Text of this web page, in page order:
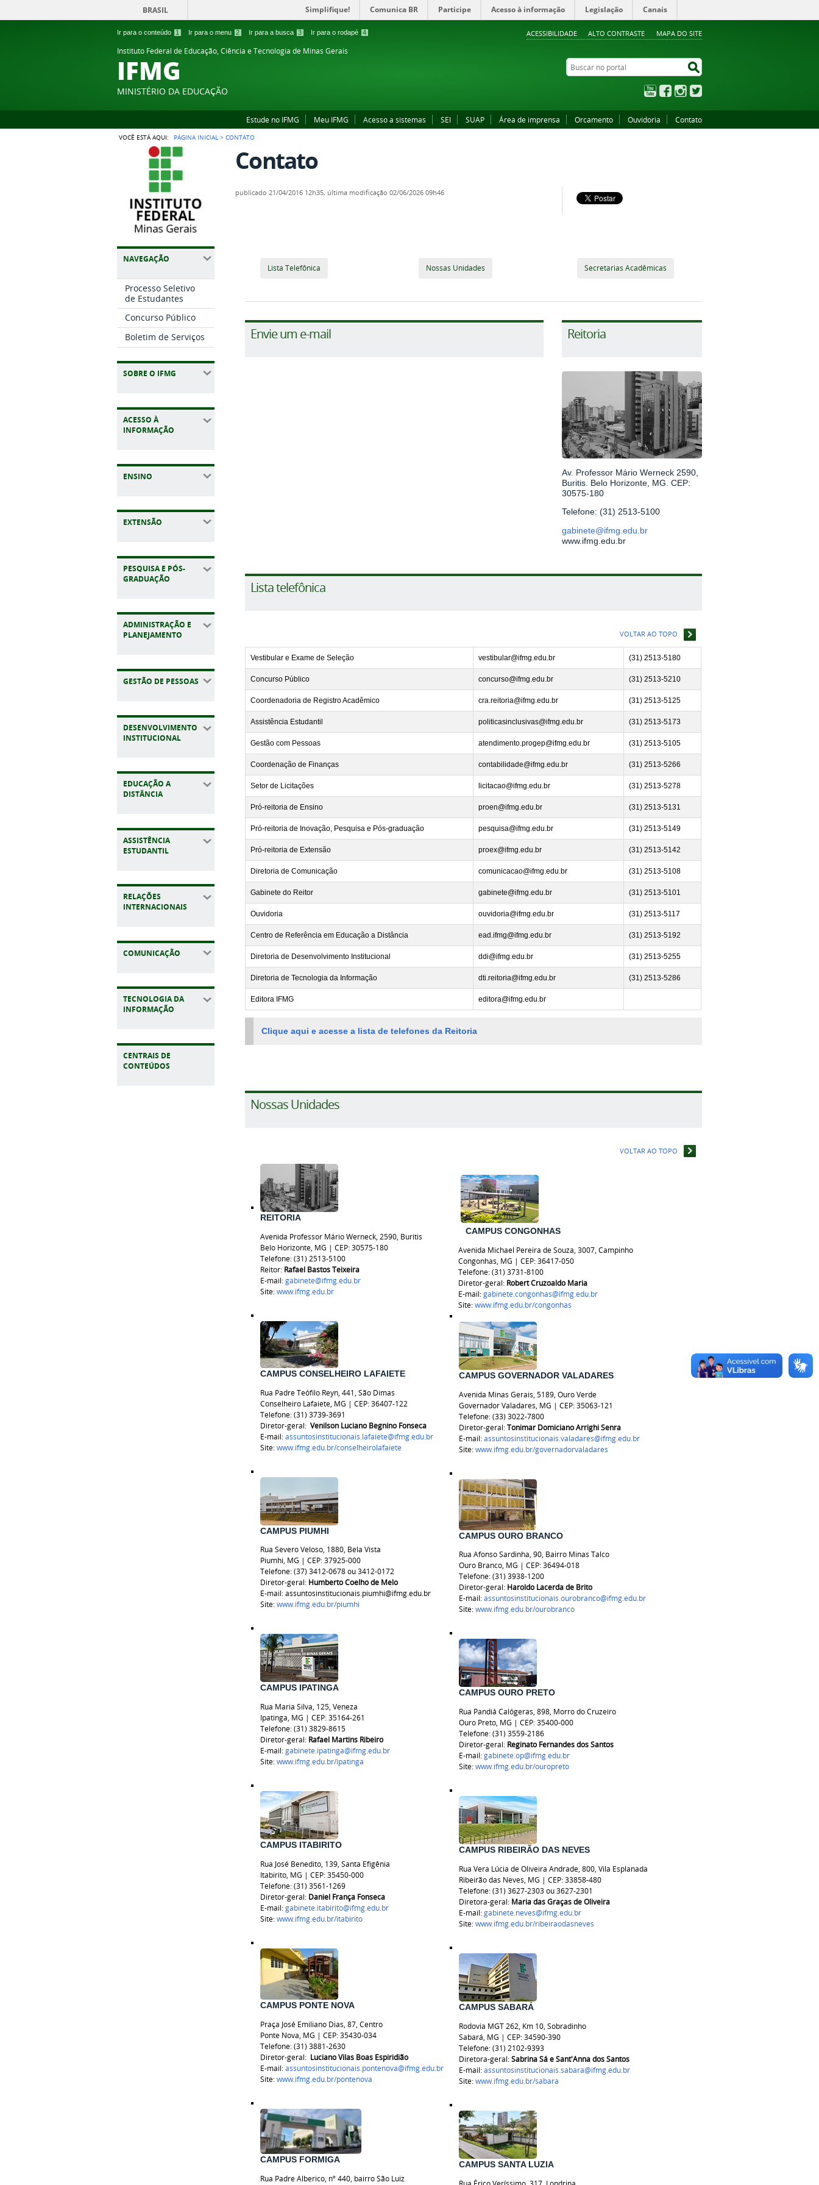
Ir para o conteúdo 1 Ir para o menu 2 Ir para a busca 3 Ir para o rodapé 4 ACESSIBILIDADE ALTO CONTRASTE MAPA DO SITE
BRASIL Simplifique! Comunica BR Participe Acesso à informação Legislação Canais
Instituto Federal de Educação, Ciência e Tecnologia de Minas Gerais
IFMG
MINISTÉRIO DA EDUCAÇÃO
Buscar no portal
YouTubeFacebookInstagram
Estude no IFMG Meu IFMG Acesso a sistemas SEI SUAP Área de imprensa Orcamento Ouvidoria Contato
VOCÊ ESTÁ AQUI: PÁGINA INICIAL >CONTATO
NAVEGAÇÃO
Processo Seletivo
de Estudantes
Concurso Público
Boletim de Serviços
SOBRE O IFMG
ACESSO À
INFORMAÇÃO
ENSINO
EXTENSÃO
PESQUISA E PÓS-
GRADUAÇÃO
ADMINISTRAÇÃO E
PLANEJAMENTO
GESTÃO DE PESSOAS
DESENVOLVIMENTO
INSTITUCIONAL
EDUCAÇÃO A
DISTÂNCIA
ASSISTÊNCIA
ESTUDANTIL
RELAÇÕES
INTERNACIONAIS
COMUNICAÇÃO
TECNOLOGIA DA
INFORMAÇÃO
CENTRAIS DE
CONTEÚDOS
Contato
publicado 21/04/2016 12h35, última modificação 02/06/2026 09h46
Lista Telefônica Nossas Unidades Secretarias Acadêmicas
Envie um e-mail Reitoria
Av. Professor Mário Werneck 2590,
Buritis. Belo Horizonte, MG. CEP:
30575-180
Telefone: (31) 2513-5100
gabinete@ifmg.edu.br
www.ifmg.edu.br
Lista telefônica
VOLTAR AO TOPO
Vestibular e Exame de Seleção vestibular@ifmg.edu.br (31) 2513-5180
Concurso Público concurso@ifmg.edu.br (31) 2513-5210
Coordenadoria de Registro Acadêmico cra.reitoria@ifmg.edu.br (31) 2513-5125
Assistência Estudantil politicasinclusivas@ifmg.edu.br (31) 2513-5173
Gestão com Pessoas atendimento.progep@ifmg.edu.br (31) 2513-5105
Coordenação de Finanças contabilidade@ifmg.edu.br (31) 2513-5266
Setor de Licitações licitacao@ifmg.edu.br (31) 2513-5278
Pró-reitoria de Ensino proen@ifmg.edu.br (31) 2513-5131
Pró-reitoria de Inovação, Pesquisa e Pós-graduação pesquisa@ifmg.edu.br (31) 2513-5149
Pró-reitoria de Extensão proex@ifmg.edu.br (31) 2513-5142
Diretoria de Comunicação comunicacao@ifmg.edu.br (31) 2513-5108
Gabinete do Reitor gabinete@ifmg.edu.br (31) 2513-5101
Ouvidoria ouvidoria@ifmg.edu.br (31) 2513-5117
Centro de Referência em Educação a Distância ead.ifmg@ifmg.edu.br (31) 2513-5192
Diretoria de Desenvolvimento Institucional ddi@ifmg.edu.br (31) 2513-5255
Diretoria de Tecnologia da Informação dti.reitoria@ifmg.edu.br (31) 2513-5286
Editora IFMG editora@ifmg.edu.br
Clique aqui e acesse a lista de telefones da Reitoria
Nossas Unidades
VOLTAR AO TOPO
REITORIA
Avenida Professor Mário Werneck, 2590, Buritis
Belo Horizonte, MG | CEP: 30575-180
Telefone: (31) 2513-5100
Reitor: Rafael BastosTeixeira
E-mail:gabinete@ifmg.edu.br
Site:www.ifmg.edu.br
CAMPUS CONSELHEIRO LAFAIETE
Rua Padre Teófilo Reyn, 441, São Dimas
Conselheiro Lafaiete, MG | CEP: 36407-122
Telefone:(31) 3739-3691
Diretor-geral: Venilson Luciano Begnino Fonseca
E-mail:assuntosinstitucionais.lafaiete@ifmg.edu.br
Site:www.ifmg.edu.br/conselheirolafaiete
CAMPUS PIUMHI
Rua Severo Veloso, 1880, Bela Vista
Piumhi, MG | CEP: 37925-000
Telefone: (37) 3412-0678 ou 3412-0172
Diretor-geral: Humberto Coelho de Melo
E-mail: assuntosinstitucionais.piumhi@ifmg.edu.br
Site:www.ifmg.edu.br/piumhi
CAMPUS IPATINGA
Rua Maria Silva, 125, Veneza
Ipatinga, MG | CEP: 35164-261
Telefone: (31) 3829-8615
Diretor-geral: Rafael Martins Ribeiro
E-mail:gabinete.ipatinga@ifmg.edu.br
Site:www.ifmg.edu.br/ipatinga
CAMPUS ITABIRITO
Rua José Benedito, 139, Santa Efigênia
Itabirito, MG | CEP: 35450-000
Telefone: (31) 3561-1269
Diretor-geral: Daniel França Fonseca
E-mail:gabinete.itabirito@ifmg.edu.br
Site:www.ifmg.edu.br/itabirito
CAMPUS PONTE NOVA
Praça José Emiliano Dias, 87, Centro
Ponte Nova, MG | CEP: 35430-034
Telefone: (31) 3881-2630
Diretor-geral: Luciano Vilas Boas Espiridião
E-mail:assuntosinstitucionais.pontenova@ifmg.edu.br
Site:www.ifmg.edu.br/pontenova
CAMPUS FORMIGA
Rua Padre Alberico, nº 440, bairro São Luiz
CAMPUS CONGONHAS
Avenida Michael Pereira de Souza, 3007, Campinho
Congonhas, MG | CEP: 36417-050
Telefone: (31) 3731-8100
Diretor-geral: Robert Cruzoaldo Maria
E-mail:gabinete.congonhas@ifmg.edu.br
Site:www.ifmg.edu.br/congonhas
CAMPUS GOVERNADOR VALADARES
Avenida Minas Gerais, 5189, Ouro Verde
Governador Valadares, MG | CEP: 35063-121
Telefone: (33) 3022-7800
Diretor-geral:Tonimar Domiciano Arrighi Senra
E-mail:assuntosinstitucionais.valadares@ifmg.edu.br
Site:www.ifmg.edu.br/governadorvaladares
CAMPUS OURO BRANCO
Rua Afonso Sardinha, 90, Bairro Minas Talco
Ouro Branco, MG | CEP: 36494-018
Telefone:(31) 3938-1200
Diretor-geral: Haroldo Lacerda de Brito
E-mail:assuntosinstitucionais.ourobranco@ifmg.edu.br
Site:www.ifmg.edu.br/ourobranco
CAMPUS OURO PRETO
Rua Pandiá Calógeras, 898, Morro do Cruzeiro
Ouro Preto, MG | CEP: 35400-000
Telefone: (31) 3559-2186
Diretor-geral: Reginato Fernandes dos Santos
E-mail:gabinete.op@ifmg.edu.br
Site:www.ifmg.edu.br/ouropreto
CAMPUS RIBEIRÃO DAS NEVES
Rua Vera Lúcia de Oliveira Andrade, 800, Vila Esplanada
Ribeirão das Neves, MG | CEP: 33858-480
Telefone: (31) 3627-2303 ou3627-2301
Diretora-geral: Maria das Graças de Oliveira
E-mail:gabinete.neves@ifmg.edu.br
Site:www.ifmg.edu.br/ribeiraodasneves
CAMPUS SABARÁ
Rodovia MGT 262, Km 10, Sobradinho
Sabará, MG | CEP: 34590-390
Telefone: (31) 2102-9393
Diretora-geral:Sabrina Sá e Sant'Anna dos Santos
E-mail:assuntosinstitucionais.sabara@ifmg.edu.br
Site:www.ifmg.edu.br/sabara
CAMPUS SANTA LUZIA